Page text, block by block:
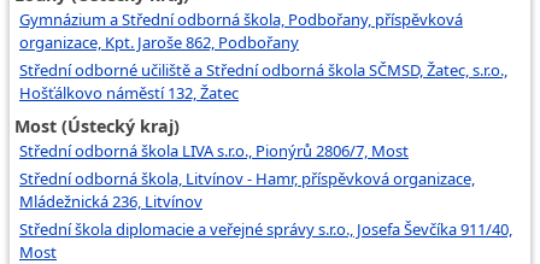
Gymnázium a Střední odborná škola, Podbořany, příspěvková
organizace, Kpt. Jaroše 862, Podbořany
Střední odborné učiliště a Střední odborná škola SČMSD, Žatec, s.r.o.,
Hošťálkovo náměstí 132, Žatec
Most (Ústecký kraj)
Střední odborná škola LIVA s.r.o., Pionýrů 2806/7, Most
Střední odborná škola, Litvínov - Hamr, příspěvková organizace,
Mládežnická 236, Litvínov
Střední škola diplomacie a veřejné správy s.r.o., Josefa Ševčíka 911/40,
Most